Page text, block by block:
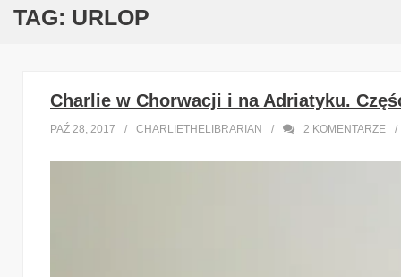
TAG: URLOP
Charlie w Chorwacji i na Adriatyku.
PAŹ 28, 2017 CHARLIETHELIBRARIAN 2 KOMENTARZE